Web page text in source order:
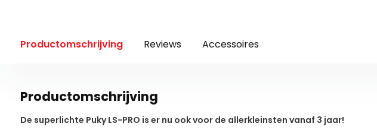
Productomschrijving Reviews Accessoires
Productomschrijving
De superlichte Puky LS-PRO is er nu ook voor de allerkleinsten vanaf 3 jaar!